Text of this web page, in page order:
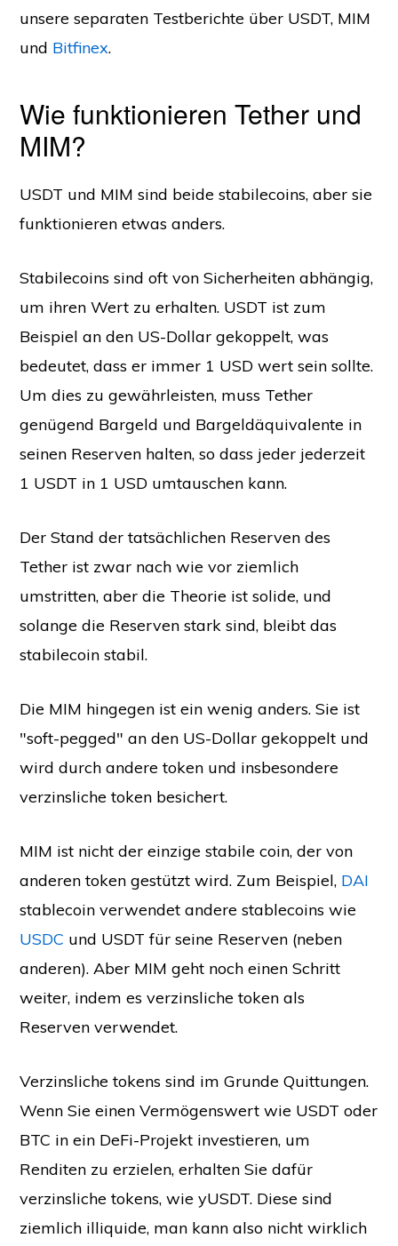
unsere separaten Testberichte über USDT, MIM
und Bitfinex.
Wie funktionieren Tether und
MIM?
USDT und MIM sind beide stabilecoins, aber sie
funktionieren etwas anders.
Stabilecoins sind oft von Sicherheiten abhängig,
um ihren Wert zu erhalten. USDT ist zum
Beispiel an den US-Dollar gekoppelt, was
bedeutet, dass er immer 1 USD wert sein sollte.
Um dies zu gewährleisten, muss Tether
genügend Bargeld und Bargeldäquivalente in
seinen Reserven halten, so dass jeder jederzeit
1 USDT in 1 USD umtauschen kann.
Der Stand der tatsächlichen Reserven des
Tether ist zwar nach wie vor ziemlich
umstritten, aber die Theorie ist solide, und
solange die Reserven stark sind, bleibt das
stabilecoin stabil.
Die MIM hingegen ist ein wenig anders. Sie ist
"soft-pegged" an den US-Dollar gekoppelt und
wird durch andere token und insbesondere
verzinsliche token besichert.
MIM ist nicht der einzige stabile coin, der von
anderen token gestützt wird. Zum Beispiel, DAI
stablecoin verwendet andere stablecoins wie
USDC und USDT für seine Reserven (neben
anderen). Aber MIM geht noch einen Schritt
weiter, indem es verzinsliche token als
Reserven verwendet.
Verzinsliche tokens sind im Grunde Quittungen.
Wenn Sie einen Vermögenswert wie USDT oder
BTC in ein DeFi-Projekt investieren, um
Renditen zu erzielen, erhalten Sie dafür
verzinsliche tokens, wie yUSDT. Diese sind
ziemlich illiquide, man kann also nicht wirklich